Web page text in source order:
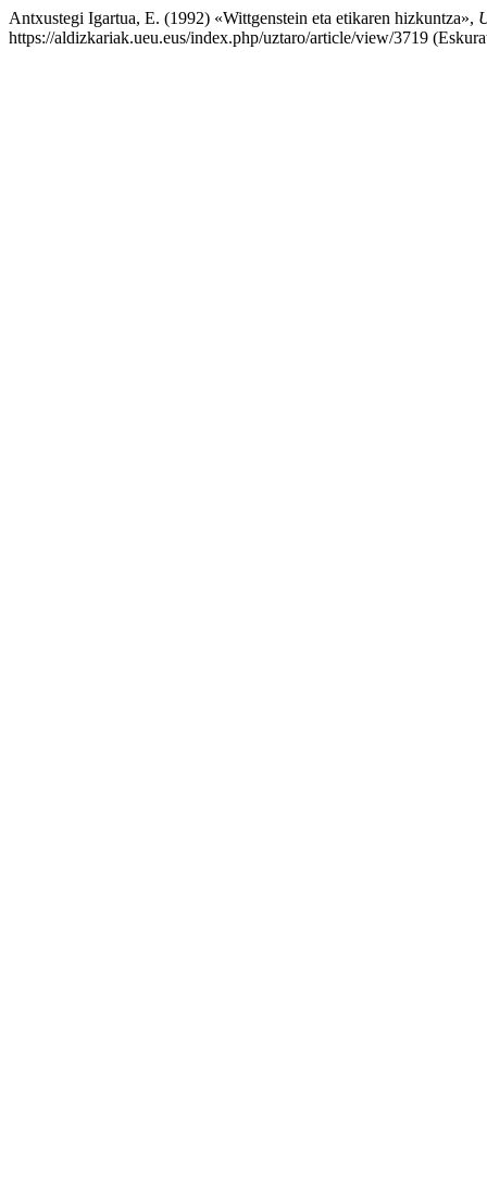
Antxustegi Igartua, E. (1992) «Wittgenstein eta etikaren hizkuntza»,
https://aldizkariak.ueu.eus/index.php/uztaro/article/view/3719